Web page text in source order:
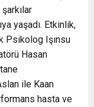
yaşadı. Etkinlik,
Psikolog Işınsu
Hasan
ile Kaan
hasta ve